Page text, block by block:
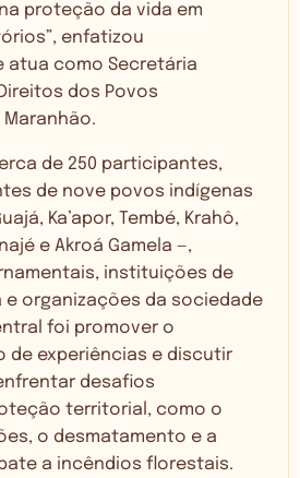
proteção da vida em
enfatizou
atua como Secretária
dos Povos
Maranhão.
de 250 participantes,
de nove povos indígenas
Ka’apor, Tembé, Krahô,
e Akroá Gamela —,
instituições de
e organizações da sociedade
foi promover o
de experiências e discutir
desafios
territorial, como o
o desmatamento e a
a incêndios florestais.